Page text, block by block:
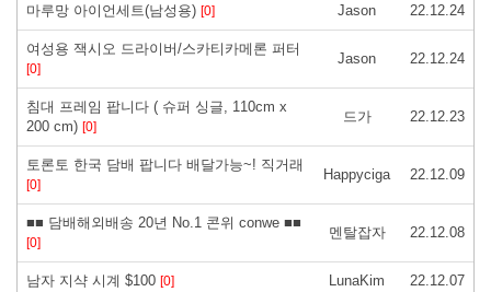
마루망 아이언세트(남성용) [0] Jason 22.12.24
여성용 잭시오 드라이버/스카티카메론 퍼터
[0]
Jason 22.12.24
침대 프레임 팝니다 ( 슈퍼 싱글, 110cm x
200 cm) [0]
드가 22.12.23
토론토 한국 담배 팝니다 배달가능~! 직거래
[0]
Happyciga 22.12.09
■■ 담배해외배송 20년 No.1 콘위 conwe ■■
[0]
멘탈잡자 22.12.08
남자 지샥 시계 $100 [0] LunaKim 22.12.07